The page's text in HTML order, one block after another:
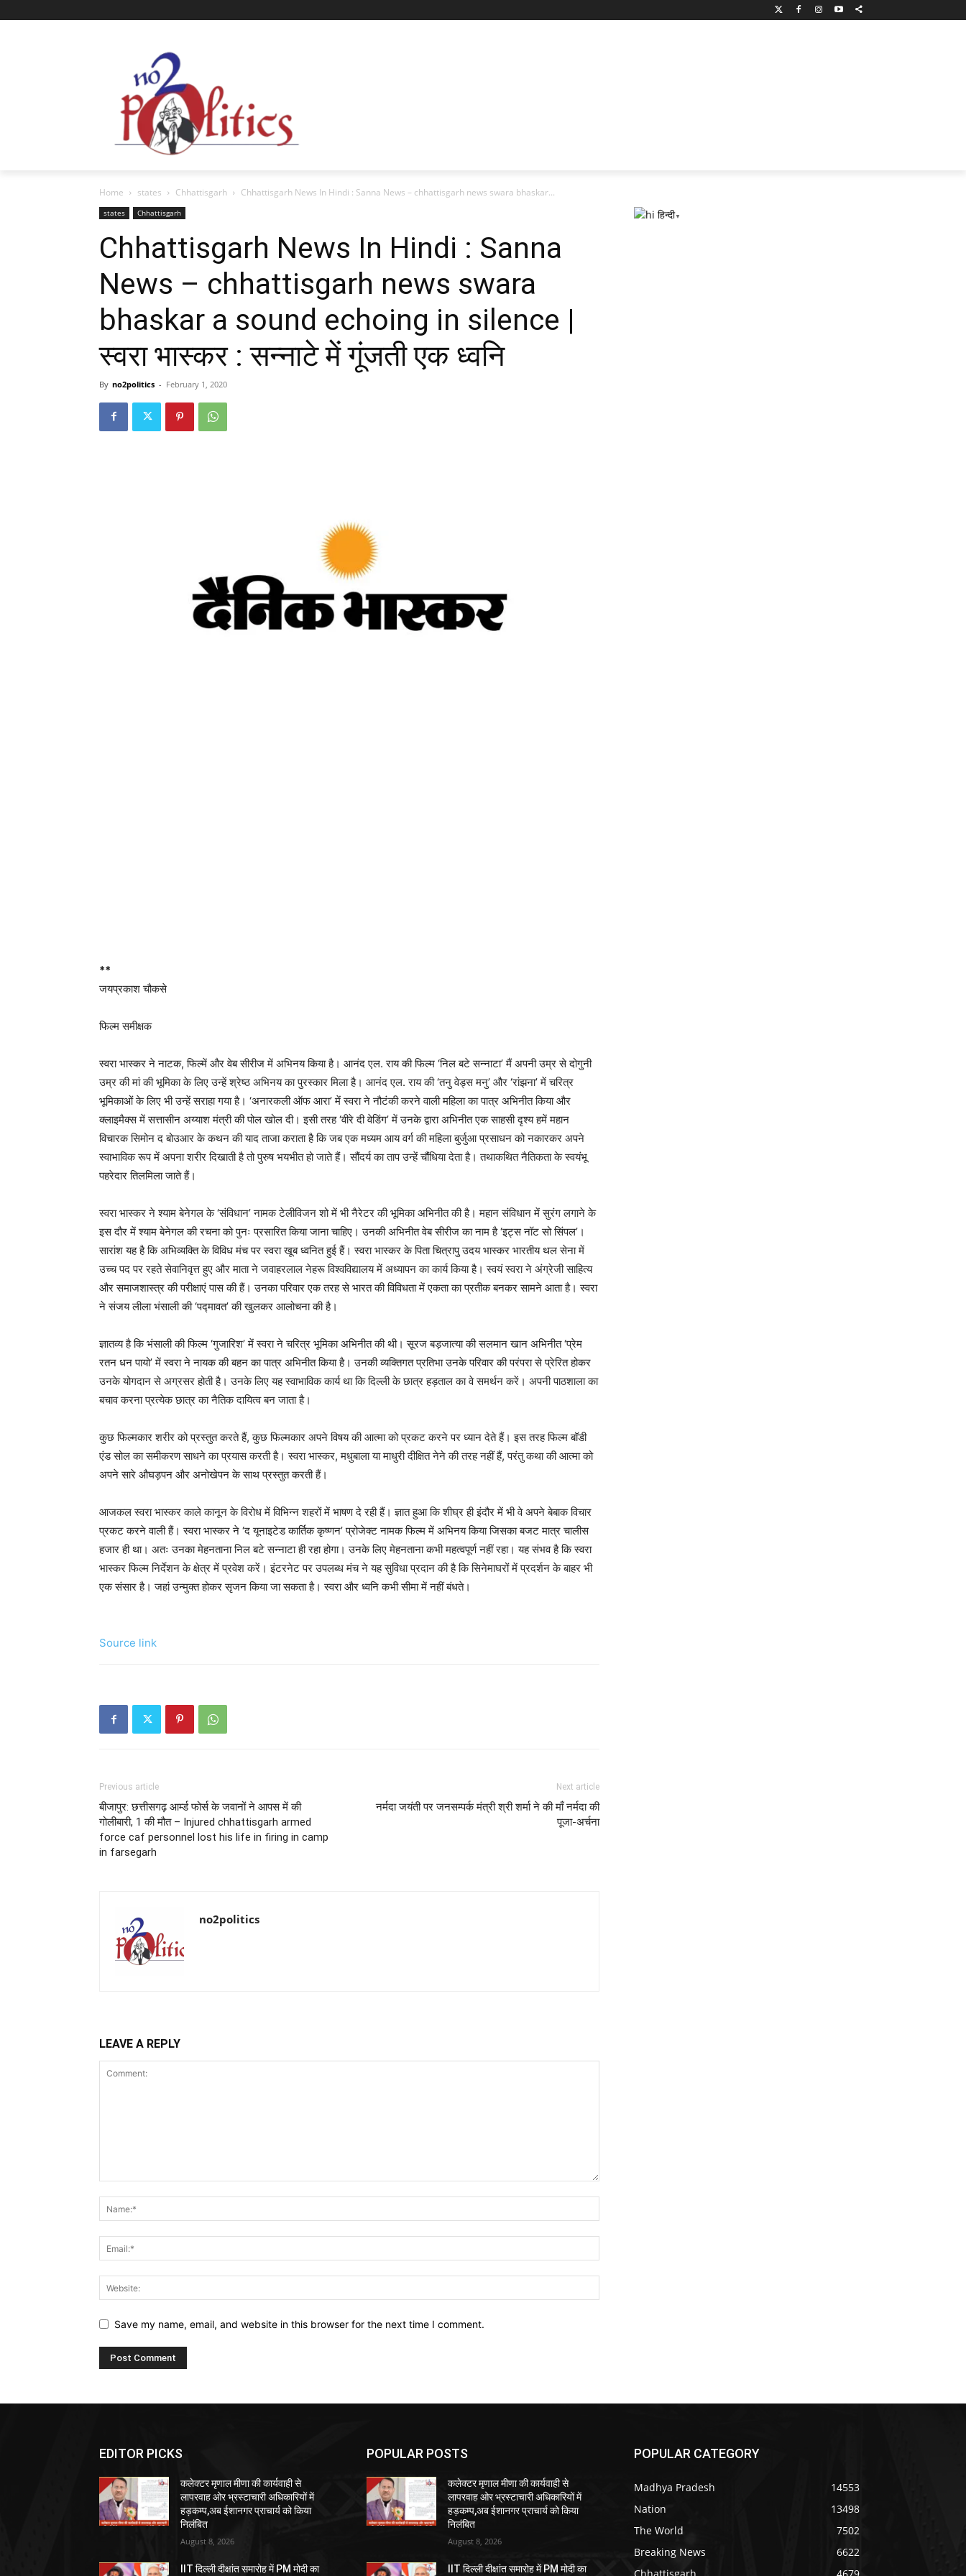
Home states Chhattisgarh Chhattisgarh News In Hindi : Sanna News – chhattisgarh news swara bhaskar...
states Chhattisgarh
Chhattisgarh News In Hindi : Sanna
News – chhattisgarh news swara
bhaskar a sound echoing in silence |
स्वरा भास्कर : सन्नाटे में गूंजती एक ध्वनि
By no2politics - February 1, 2020
**
जयप्रकाश चौकसे
फिल्म समीक्षक
स्वरा भास्कर ने नाटक, फिल्में और वेब सीरीज में अभिनय किया है। आनंद एल. राय की फिल्म ‘निल बटे सन्नाटा’ मैं अपनी उम्र से दोगुनी
उम्र की मां की भूमिका के लिए उन्हें श्रेष्ठ अभिनय का पुरस्कार मिला है। आनंद एल. राय की ‘तनु वेड्स मनु’ और ‘रांझना’ में चरित्र
भूमिकाओं के लिए भी उन्हें सराहा गया है। ‘अनारकली ऑफ आरा’ में स्वरा ने नौटंकी करने वाली महिला का पात्र अभिनीत किया और
क्लाइमैक्स में सत्तासीन अय्याश मंत्री की पोल खोल दी। इसी तरह ‘वीरे दी वेडिंग’ में उनके द्वारा अभिनीत एक साहसी दृश्य हमें महान
विचारक सिमोन द बोउआर के कथन की याद ताजा कराता है कि जब एक मध्यम आय वर्ग की महिला बुर्जुआ प्रसाधन को नकारकर अपने
स्वाभाविक रूप में अपना शरीर दिखाती है तो पुरुष भयभीत हो जाते हैं। सौंदर्य का ताप उन्हें चौंधिया देता है। तथाकथित नैतिकता के स्वयंभू
पहरेदार तिलमिला जाते हैं।
स्वरा भास्कर ने श्याम बेनेगल के ‘संविधान’ नामक टेलीविजन शो में भी नैरेटर की भूमिका अभिनीत की है। महान संविधान में सुरंग लगाने के
इस दौर में श्याम बेनेगल की रचना को पुनः प्रसारित किया जाना चाहिए। उनकी अभिनीत वेब सीरीज का नाम है ‘इट्स नॉट सो सिंपल’।
सारांश यह है कि अभिव्यक्ति के विविध मंच पर स्वरा खूब ध्वनित हुई हैं। स्वरा भास्कर के पिता चित्रापु उदय भास्कर भारतीय थल सेना में
उच्च पद पर रहते सेवानिवृत्त हुए और माता ने जवाहरलाल नेहरू विश्वविद्यालय में अध्यापन का कार्य किया है। स्वयं स्वरा ने अंग्रेजी साहित्य
और समाजशास्त्र की परीक्षाएं पास की हैं। उनका परिवार एक तरह से भारत की विविधता में एकता का प्रतीक बनकर सामने आता है। स्वरा
ने संजय लीला भंसाली की ‘पद्मावत’ की खुलकर आलोचना की है।
ज्ञातव्य है कि भंसाली की फिल्म ‘गुजारिश’ में स्वरा ने चरित्र भूमिका अभिनीत की थी। सूरज बड़जात्या की सलमान खान अभिनीत ‘प्रेम
रतन धन पायो’ में स्वरा ने नायक की बहन का पात्र अभिनीत किया है। उनकी व्यक्तिगत प्रतिभा उनके परिवार की परंपरा से प्रेरित होकर
उनके योगदान से अग्रसर होती है। उनके लिए यह स्वाभाविक कार्य था कि दिल्ली के छात्र हड़ताल का वे समर्थन करें। अपनी पाठशाला का
बचाव करना प्रत्येक छात्र का नैतिक दायित्व बन जाता है।
कुछ फिल्मकार शरीर को प्रस्तुत करते हैं, कुछ फिल्मकार अपने विषय की आत्मा को प्रकट करने पर ध्यान देते हैं। इस तरह फिल्म बॉडी
एंड सोल का समीकरण साधने का प्रयास करती है। स्वरा भास्कर, मधुबाला या माधुरी दीक्षित नेने की तरह नहीं हैं, परंतु कथा की आत्मा को
अपने सारे औघड़पन और अनोखेपन के साथ प्रस्तुत करती हैं।
आजकल स्वरा भास्कर काले कानून के विरोध में विभिन्न शहरों में भाषण दे रही हैं। ज्ञात हुआ कि शीघ्र ही इंदौर में भी वे अपने बेबाक विचार
प्रकट करने वाली हैं। स्वरा भास्कर ने ‘द यूनाइटेड कार्तिक कृष्णन’ प्रोजेक्ट नामक फिल्म में अभिनय किया जिसका बजट मात्र चालीस
हजार ही था। अतः उनका मेहनताना निल बटे सन्नाटा ही रहा होगा। उनके लिए मेहनताना कभी महत्वपूर्ण नहीं रहा। यह संभव है कि स्वरा
भास्कर फिल्म निर्देशन के क्षेत्र में प्रवेश करें। इंटरनेट पर उपलब्ध मंच ने यह सुविधा प्रदान की है कि सिनेमाघरों में प्रदर्शन के बाहर भी
एक संसार है। जहां उन्मुक्त होकर सृजन किया जा सकता है। स्वरा और ध्वनि कभी सीमा में नहीं बंधते।
Source link
Previous article
बीजापुर: छत्तीसगढ़ आर्म्ड फोर्स के जवानों ने आपस में की
गोलीबारी, 1 की मौत – Injured chhattisgarh armed
force caf personnel lost his life in firing in camp
in farsegarh
Next article
नर्मदा जयंती पर जनसम्‍पर्क मंत्री श्री शर्मा ने की माँ नर्मदा की
पूजा-अर्चना
no2politics
LEAVE A REPLY
Save my name, email, and website in this browser for the next time I comment.
हिन्दी▼
EDITOR PICKS
कलेक्टर मृणाल मीणा की कार्यवाही से
लापरवाह ओर भ्रस्टाचारी अधिकारियों में
हड़कम्प,अब ईशानगर प्राचार्य को किया
निलंबित
August 8, 2026
IIT दिल्ली दीक्षांत समारोह में PM मोदी का
POPULAR POSTS
कलेक्टर मृणाल मीणा की कार्यवाही से
लापरवाह ओर भ्रस्टाचारी अधिकारियों में
हड़कम्प,अब ईशानगर प्राचार्य को किया
निलंबित
August 8, 2026
IIT दिल्ली दीक्षांत समारोह में PM मोदी का
POPULAR CATEGORY
Madhya Pradesh
14553
Nation
13498
The World
7502
Breaking News
6622